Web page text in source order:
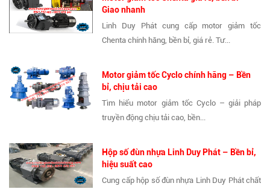
Giao nhanh
Linh Duy Phát cung cấp motor giảm tốc
Chenta chính hãng, bền bỉ, giá rẻ. Tư...
Motor giảm tốc Cyclo chính hãng – Bền
bỉ, chịu tải cao
Tìm hiểu motor giảm tốc Cyclo – giải pháp
truyền động chịu tải cao, bền...
Hộp số đùn nhựa Linh Duy Phát – Bền bỉ,
hiệu suất cao
Cung cấp hộp số đùn nhựa Linh Duy Phát chất